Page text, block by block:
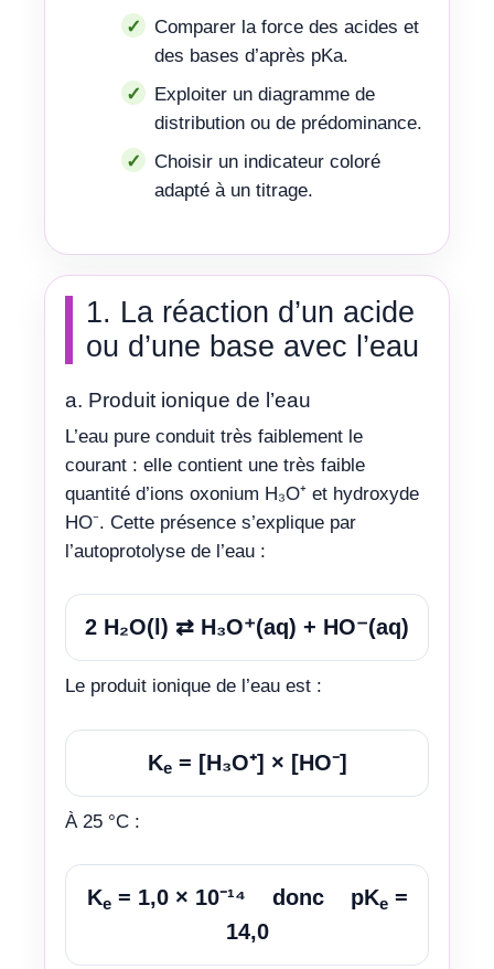
Comparer la force des acides et
des bases d’après pKa.
Exploiter un diagramme de
distribution ou de prédominance.
Choisir un indicateur coloré
adapté à un titrage.
1. La réaction d’un acide
ou d’une base avec l’eau
a. Produit ionique de l’eau
L’eau pure conduit très faiblement le
courant : elle contient une très faible
quantité d’ions oxonium H₃O⁺ et hydroxyde
HO⁻. Cette présence s’explique par
l’autoprotolyse de l’eau :
2 H₂O(l) ⇄ H₃O⁺(aq) + HO⁻(aq)
Le produit ionique de l’eau est :
Ke= [H₃O⁺] × [HO⁻]
À 25 °C :
Ke= 1,0 × 10⁻¹⁴ donc pKe=
14,0